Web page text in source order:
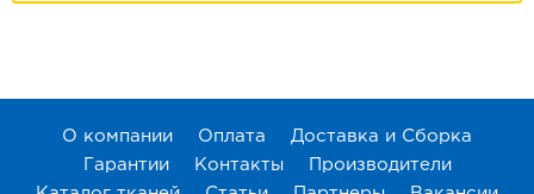
О компании Оплата
Доставка и Сборка
Гарантии
Контакты
Производители